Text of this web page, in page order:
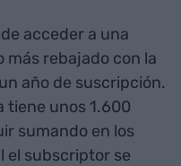
acceder a una
más rebajado con la
año de suscripción.
tiene unos 1.600
sumando en los
el subscriptor se